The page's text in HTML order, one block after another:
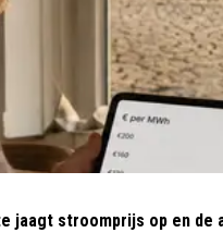
jaagt stroomprijs op en de